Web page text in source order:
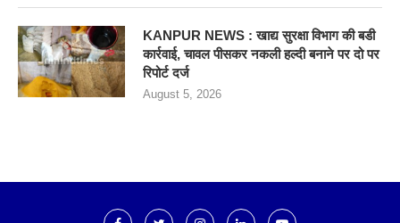
KANPUR NEWS : खाद्य सुरक्षा विभाग की बडी
कार्रवाई, चावल पीसकर नकली हल्दी बनाने पर दो पर
रिपोर्ट दर्ज
August 5, 2026